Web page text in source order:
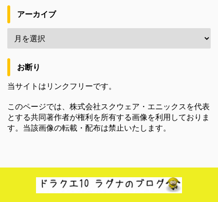
アーカイブ
お断り
当サイトはリンクフリーです。
このページでは、株式会社スクウェア・エニックスを代表
とする共同著作者が権利を所有する画像を利用しておりま
す。当該画像の転載・配布は禁止いたします。